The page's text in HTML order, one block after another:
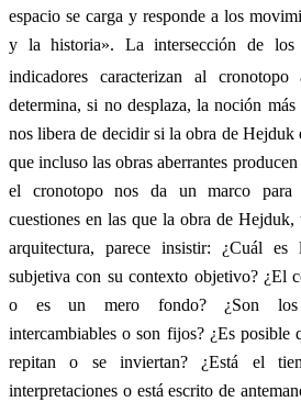
espacio se carga y responde a los
y la historia». La intersección de
indicadores caracterizan al cronotopo
determina, si no desplaza, la noción
nos libera de decidir si la obra de Hejduk
que incluso las obras aberrantes
el cronotopo nos da un marco para
cuestiones en las que la obra de
arquitectura, parece insistir: ¿Cuál
subjetiva con su contexto objetivo? ¿El
o es un mero fondo? ¿Son los
intercambiables o son fijos? ¿Es posible
repitan o se inviertan? ¿Está el
interpretaciones o está escrito de